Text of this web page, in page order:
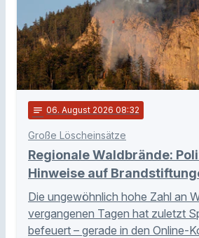
notes 06. August 2026 08:32
Große Löscheinsätze
Regionale Waldbrände:
Hinweise auf
Die ungewöhnlich hohe Zahl an
vergangenen Tagen hat zuletzt
befeuert – gerade in den Online-